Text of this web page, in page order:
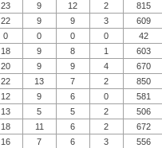
23 9 12 2
815
22 9 9 3
609
0 0 0 0
42
18 9 8 1
603
20 9 9 4
670
22 13 7 2
850
12 9 6 0
581
13 5 5 2
506
18 11 6 2
672
16 7 6 3
556